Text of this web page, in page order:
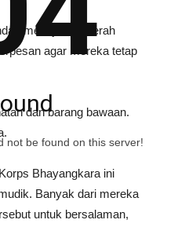
menuju ke daerah
agar mereka tetap
dan barang bawaan.
Bhayangkara ini
Banyak dari mereka
untuk bersalaman,
not be found on this server!